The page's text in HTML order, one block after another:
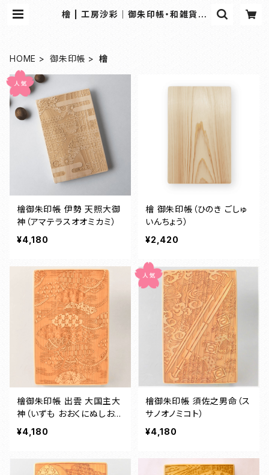
檜 | 工房沙彩｜御朱印帳・和雑貨の
HOME 御朱印帳 檜
檜御朱印帳 伊勢 天照大御
神（アマテラスオオミカミ）
¥4,180
檜 御朱印帳（ひのき ごしゅ
いんちょう）
¥2,420
檜御朱印帳 出雲 大国主大
神（いずも おおくにぬしおお
かみ）
¥4,180
檜御朱印帳 須佐之男命（ス
サノオノミコト）
¥4,180